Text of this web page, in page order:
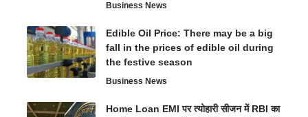
Business News
Edible Oil Price: There may be a big
fall in the prices of edible oil during
the festive season
Business News
Home Loan EMI पर त्योहारी सीजन में RBI का